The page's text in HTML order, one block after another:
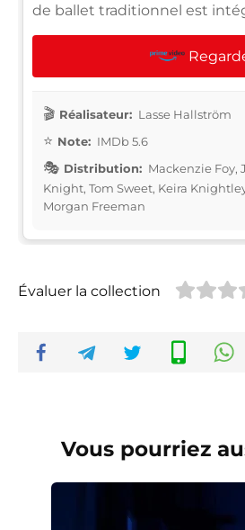
de ballet traditionnel est
Réalisateur: Lasse Hallström
Note: IMDb 5.6
Distribution: Mackenzie Foy,
Knight, Tom Sweet, Keira
Morgan Freeman
Évaluer la collection
Vous pourriez